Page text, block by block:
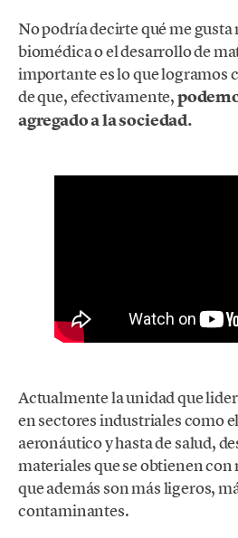
No podría decirte qué me gusta
biomédica o el desarrollo de
importante es lo que logramos
de que, efectivamente,
agregado a la sociedad.
Actualmente la unidad que
en sectores industriales como
aeronáutico y hasta de salud,
materiales que se obtienen con
que además son más ligeros,
contaminantes.